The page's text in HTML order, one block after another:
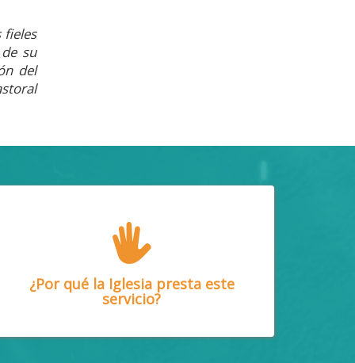
fieles
su
del
¿Por qué la Iglesia presta este
servicio?